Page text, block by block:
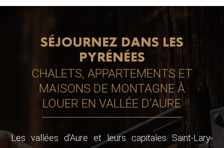
SÉJOURNEZ DANS LES
PYRÉNÉES
CHALETS, APPARTEMENTS ET
MAISONS DE MONTAGNE À
LOUER EN VALLÉE D'AURE
Les vallées d'Aure et leurs capitales Saint-Lary-